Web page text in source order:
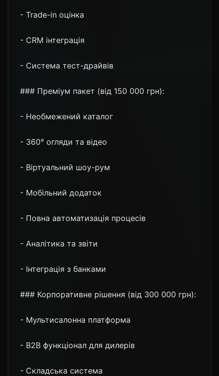
- Trade-in оцінка
- CRM інтеграція
- Система тест-драйвів
### Преміум пакет (від 150 000 грн):
- Необмежений каталог
- 360° огляди та відео
- Віртуальний шоу-рум
- Мобільний додаток
- Повна автоматизація процесів
- Аналітика та звіти
- Інтеграція з банками
### Корпоративне рішення (від 300 000 грн):
- Мультисалонна платформа
- B2B функціонал для дилерів
- Складська система